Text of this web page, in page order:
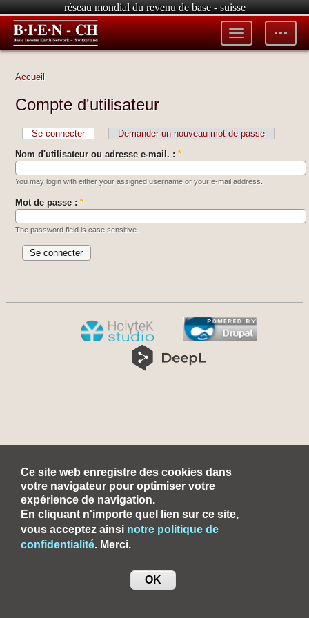
réseau mondial du revenu de base - suisse
Toggle
tools
Toggle
menu
Accueil
Compte d'utilisateur
Se connecter
Demander un nouveau mot de passe
Nom d'utilisateur ou adresse e-mail. : *
You may login with either your assigned username or your e-mail address.
Mot de passe : *
The password field is case sensitive.
Ce site web enregistre des cookies dans
votre navigateur pour optimiser votre
expérience de navigation.
En cliquant n'importe quel lien sur ce site,
vous acceptez ainsi notre politique de
confidentialité. Merci.
OK